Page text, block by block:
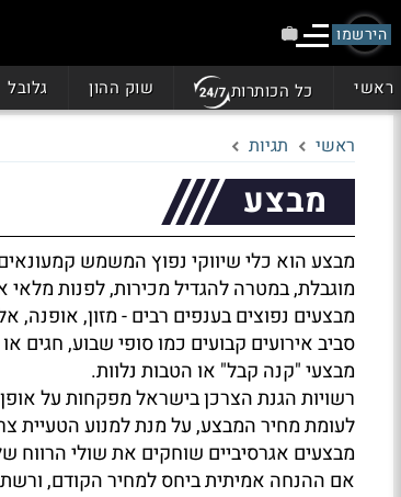
הירשמו
ראשי כל הכותרות שוק ההון גלובל
ראשי תגיות
מבצע
מבצע הוא כלי שיווקי נפוץ המשמש
מוגבלת, במטרה להגדיל מכירות, לפנות
מבצעים נפוצים בענפים רבים - מזון, אופנה,
סביב אירועים קבועים כמו סופי שבוע, חגים
מבצעי "קנה קבל" או הטבות נלוות.
רשויות הגנת הצרכן בישראל מפקחות על
לעומת מחיר המבצע, על מנת למנוע הטעיית
מבצעים אגרסיביים שוחקים את שולי הרווח
אם ההנחה אמיתית ביחס למחיר הקודם,